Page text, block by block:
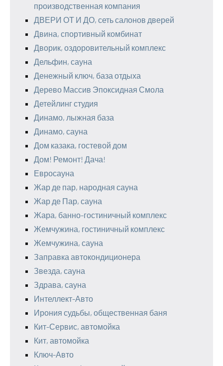
производственная компания
ДВЕРИ ОТ И ДО, сеть салонов дверей
Двина, спортивный комбинат
Дворик, оздоровительный комплекс
Дельфин, сауна
Денежный ключ, база отдыха
Дерево Массив Эпоксидная Смола
Детейлинг студия
Динамо, лыжная база
Динамо, сауна
Дом казака, гостевой дом
Дом! Ремонт! Дача!
Евросауна
Жар де пар, народная сауна
Жар де Пар, сауна
Жара, банно-гостиничный комплекс
Жемчужина, гостиничный комплекс
Жемчужина, сауна
Заправка автокондиционера
Звезда, сауна
Здрава, сауна
Интеллект-Авто
Ирония судьбы, общественная баня
Кит-Сервис, автомойка
Кит, автомойка
Ключ-Авто